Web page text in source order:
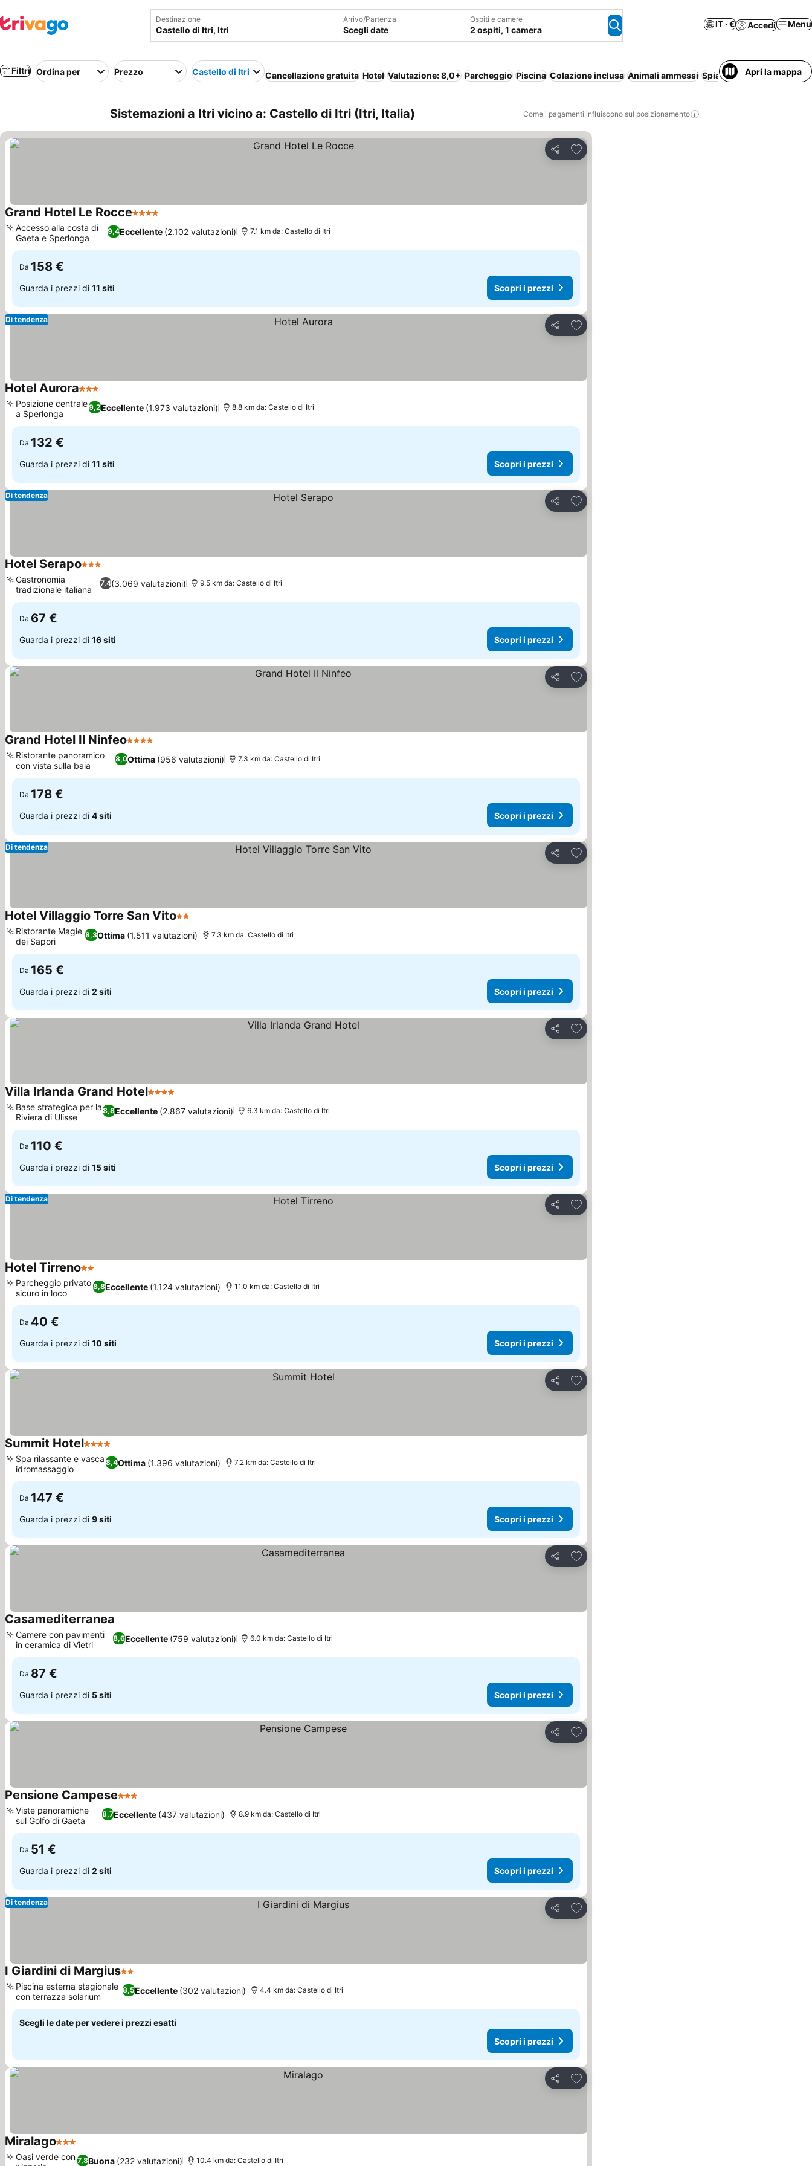
Destinazione Arrivo/Partenza
Scegli date
Ospiti e camere
2 ospiti, 1 camera
IT · € Accedi Menu
Filtri Ordina per Prezzo Castello di Itri Cancellazione gratuita Hotel Valutazione: 8,0+ Parcheggio Piscina Colazione inclusa Animali ammessi Spiaggia Aria
Apri la mappa
Sistemazioni a Itri vicino a: Castello di Itri (Itri, Italia) Come i pagamenti influiscono sul posizionamento
Condividi
Aggiungi ai preferiti
Grand Hotel Le Rocce4 Stelle
9,4Eccellente (2.102 valutazioni)
Accesso alla costa di
Gaeta e Sperlonga
7.1 km da: Castello di Itri
Da 158 €
Guarda i prezzi di 11 siti Scopri i prezzi
Condividi
Aggiungi ai preferiti
Di tendenza
Hotel Aurora3 Stelle
9,2Eccellente (1.973 valutazioni)
Posizione centrale
a Sperlonga
8.8 km da: Castello di Itri
Da 132 €
Guarda i prezzi di 11 siti Scopri i prezzi
Condividi
Aggiungi ai preferiti
Di tendenza
Hotel Serapo3 Stelle
7,4(3.069 valutazioni)
Gastronomia
tradizionale italiana
9.5 km da: Castello di Itri
Da 67 €
Guarda i prezzi di 16 siti Scopri i prezzi
Condividi
Aggiungi ai preferiti
Grand Hotel Il Ninfeo4 Stelle
8,0Ottima (956 valutazioni)
Ristorante panoramico
con vista sulla baia
7.3 km da: Castello di Itri
Da 178 €
Guarda i prezzi di 4 siti Scopri i prezzi
Condividi
Aggiungi ai preferiti
Di tendenza
Hotel Villaggio Torre San Vito2 Stelle
8,3Ottima (1.511 valutazioni)
Ristorante Magie
dei Sapori
7.3 km da: Castello di Itri
Da 165 €
Guarda i prezzi di 2 siti Scopri i prezzi
Condividi
Aggiungi ai preferiti
Villa Irlanda Grand Hotel4 Stelle
8,8Eccellente (2.867 valutazioni)
Base strategica per la
Riviera di Ulisse
6.3 km da: Castello di Itri
Da 110 €
Guarda i prezzi di 15 siti Scopri i prezzi
Condividi
Aggiungi ai preferiti
Di tendenza
Hotel Tirreno2 Stelle
8,8Eccellente (1.124 valutazioni)
Parcheggio privato
sicuro in loco
11.0 km da: Castello di Itri
Da 40 €
Guarda i prezzi di 10 siti Scopri i prezzi
Condividi
Aggiungi ai preferiti
Summit Hotel4 Stelle
8,4Ottima (1.396 valutazioni)
Spa rilassante e vasca
idromassaggio
7.2 km da: Castello di Itri
Da 147 €
Guarda i prezzi di 9 siti Scopri i prezzi
Condividi
Aggiungi ai preferiti
Casamediterranea
8,6Eccellente (759 valutazioni)
Camere con pavimenti
in ceramica di Vietri
6.0 km da: Castello di Itri
Da 87 €
Guarda i prezzi di 5 siti Scopri i prezzi
Condividi
Aggiungi ai preferiti
Pensione Campese3 Stelle
8,7Eccellente (437 valutazioni)
Viste panoramiche
sul Golfo di Gaeta
8.9 km da: Castello di Itri
Da 51 €
Guarda i prezzi di 2 siti Scopri i prezzi
Condividi
Aggiungi ai preferiti
Di tendenza
I Giardini di Margius2 Stelle
8,5Eccellente (302 valutazioni)
Piscina esterna stagionale
con terrazza solarium
4.4 km da: Castello di Itri
Scegli le date per vedere i prezzi esatti
Scopri i prezzi
Condividi
Aggiungi ai preferiti
Miralago3 Stelle
7,8Buona (232 valutazioni)
Oasi verde con
10.4 km da: Castello di Itri